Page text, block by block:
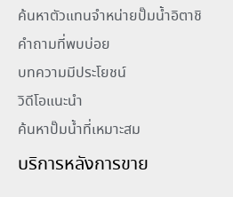
ค้นหาตัวแทนจำหน่ายปั๊มน้ำอิตาชิ
คำถามที่พบบ่อย
บทความมีประโยชน์
วิดีโอแนะนำ
ค้นหาปั๊มน้ำที่เหมาะสม
บริการหลังการขาย